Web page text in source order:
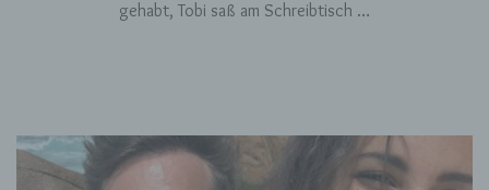
gehabt, Tobi saß am Schreibtisch …